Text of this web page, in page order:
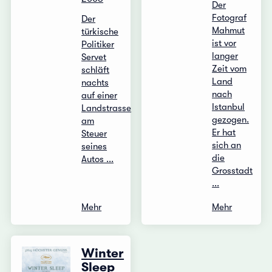
Der
türkische
Politiker
Servet
schläft
nachts
auf einer
Landstrasse
am
Steuer
seines
Autos ...
Mehr
Der
Fotograf
Mahmut
ist vor
langer
Zeit vom
Land
nach
Istanbul
gezogen.
Er hat
sich an
die
Grosstadt
...
Mehr
Winter
Sleep